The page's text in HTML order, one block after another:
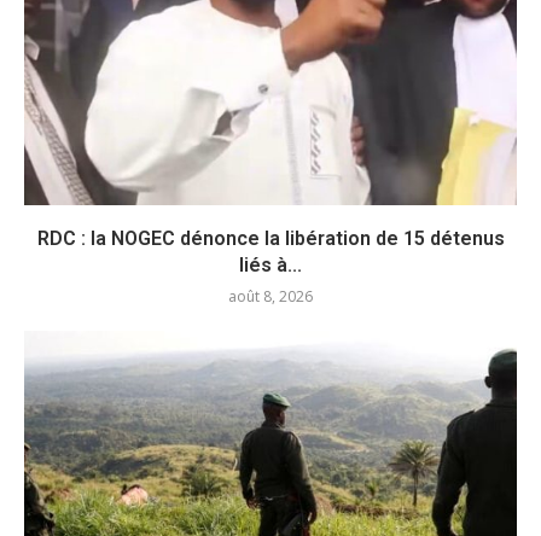
RDC : la NOGEC dénonce la libération de 15 détenus
liés à...
août 8, 2026